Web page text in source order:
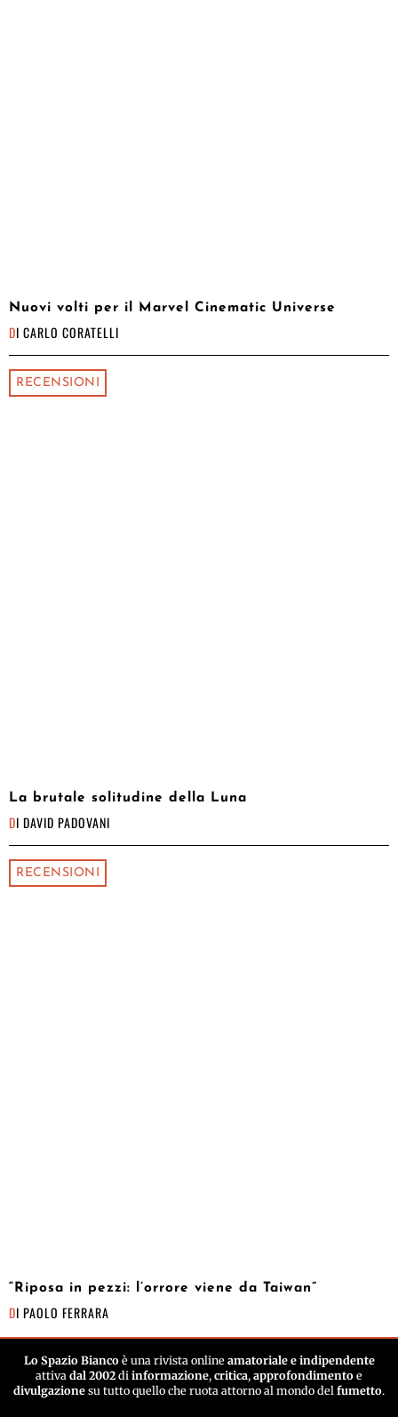
Nuovi volti per il Marvel Cinematic Universe
DI CARLO CORATELLI
RECENSIONI
La brutale solitudine della Luna
DI DAVID PADOVANI
RECENSIONI
“Riposa in pezzi: l’orrore viene da Taiwan”
DI PAOLO FERRARA
Lo Spazio Biancoè una rivista online amatoriale e indipendente
attiva dal 2002 di informazione, critica, approfondimento e
divulgazione su tutto quello che ruota attorno al mondo del fumetto.